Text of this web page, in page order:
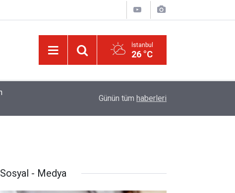
İstanbul
26 °C
Paçalarını yerde sürünmeyecek şekilde
Günün tüm haberleri
Sosyal - Medya